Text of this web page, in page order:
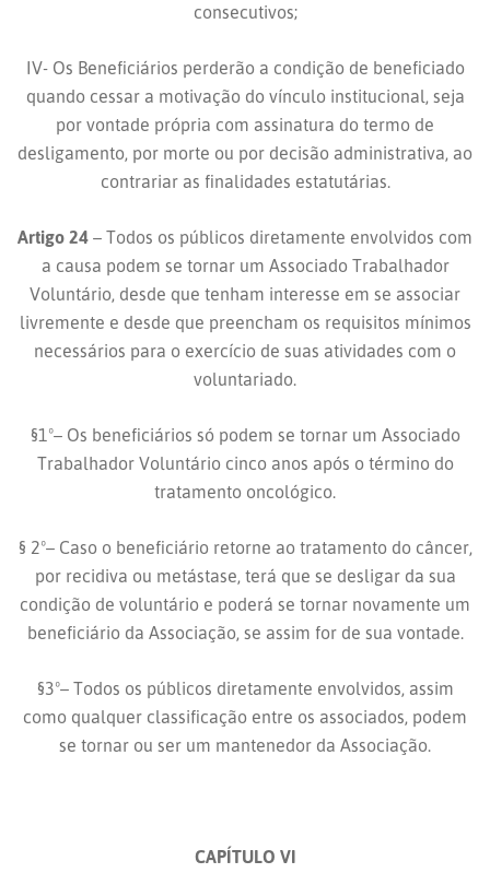
consecutivos;
IV- Os Beneficiários perderão a condição de beneficiado
quando cessar a motivação do vínculo institucional, seja
por vontade própria com assinatura do termo de
desligamento, por morte ou por decisão administrativa, ao
contrariar as finalidades estatutárias.
Artigo 24 – Todos os públicos diretamente envolvidos com
a causa podem se tornar um Associado Trabalhador
Voluntário, desde que tenham interesse em se associar
livremente e desde que preencham os requisitos mínimos
necessários para o exercício de suas atividades com o
voluntariado.
§1º– Os beneficiários só podem se tornar um Associado
Trabalhador Voluntário cinco anos após o término do
tratamento oncológico.
§ 2º– Caso o beneficiário retorne ao tratamento do câncer,
por recidiva ou metástase, terá que se desligar da sua
condição de voluntário e poderá se tornar novamente um
beneficiário da Associação, se assim for de sua vontade.
§3º– Todos os públicos diretamente envolvidos, assim
como qualquer classificação entre os associados, podem
se tornar ou ser um mantenedor da Associação.
CAPÍTULO VI